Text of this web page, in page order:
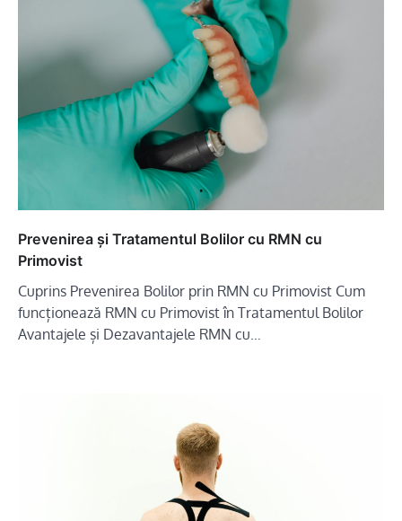
Prevenirea și Tratamentul Bolilor cu RMN cu
Primovist
Cuprins Prevenirea Bolilor prin RMN cu Primovist Cum
funcționează RMN cu Primovist în Tratamentul Bolilor
Avantajele și Dezavantajele RMN cu…